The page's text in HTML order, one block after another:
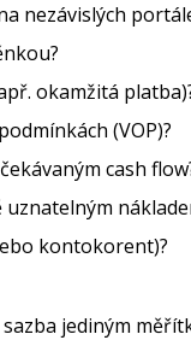
nezávislých
okamžitá
(VOP)?
cash
kontokorent)?
jediným